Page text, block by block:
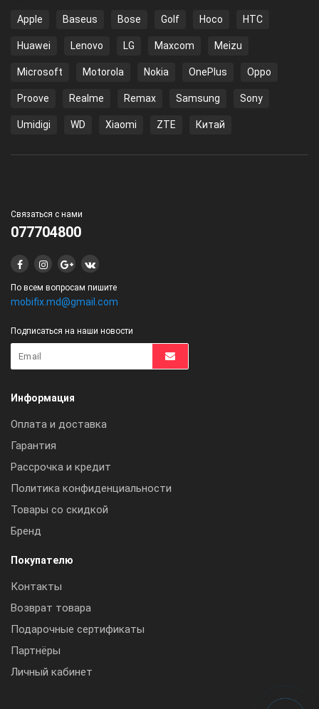
Apple Baseus Bose Golf Hoco HTC
Huawei Lenovo LG Maxcom Meizu
Microsoft Motorola Nokia OnePlus Oppo
Proove Realme Remax Samsung Sony
Umidigi WD Xiaomi ZTE Китай
Связаться с нами
077704800
По всем вопросам пишите
mobifix.md@gmail.com
Подписаться на наши новости
Информация
Оплата и доставка
Гарантия
Рассрочка и кредит
Политика конфиденциальности
Товары со скидкой
Бренд
Покупателю
Контакты
Возврат товара
Подарочные сертификаты
Партнёры
Личный кабинет